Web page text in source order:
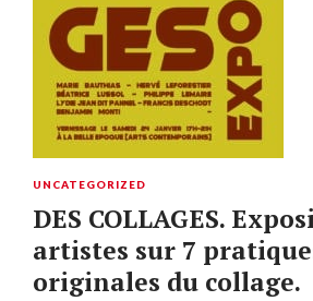
UNCATEGORIZED
DES COLLAGES.
artistes sur 7
originales du collage.